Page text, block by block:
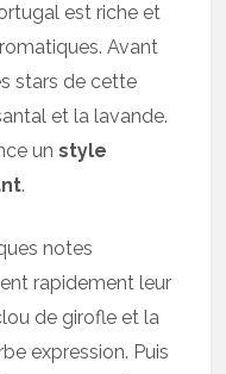
est riche et
Avant
stars de cette
et la lavande.
unstyle
.
notes
rapidement leur
de girofle et la
expression. Puis